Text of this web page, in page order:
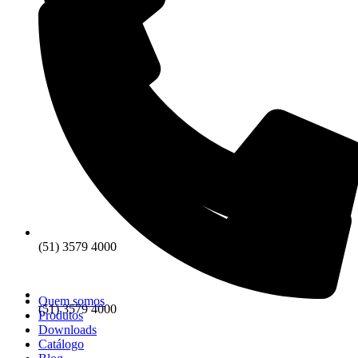
(51) 3579 4000
(51) 3579 4000
Quem somos
Produtos
Downloads
Catálogo